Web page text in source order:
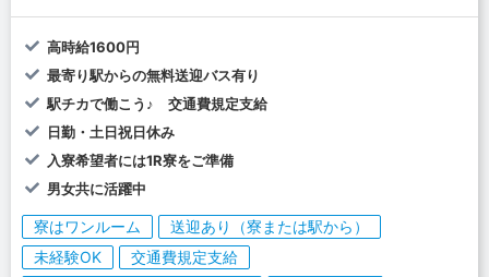
高時給1600円
最寄り駅からの無料送迎バス有り
駅チカで働こう♪ 交通費規定支給
日勤・土日祝日休み
入寮希望者には1R寮をご準備
男女共に活躍中
寮はワンルーム
送迎あり（寮または駅から）
未経験OK
交通費規定支給